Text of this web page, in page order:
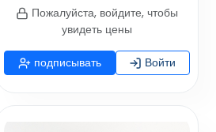
Пожалуйста, войдите, чтобы
увидеть цены
подписывать Войти